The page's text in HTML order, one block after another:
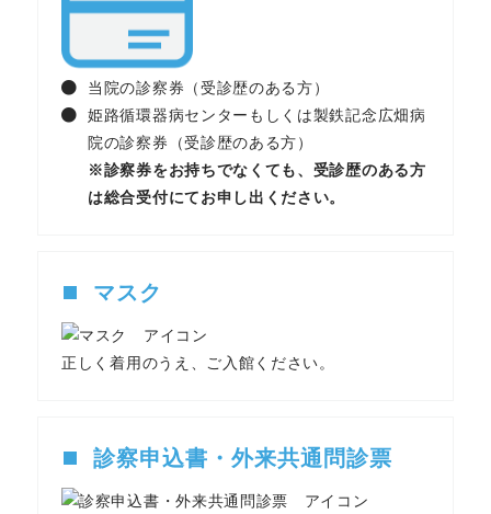
当院の診察券（受診歴のある方）
姫路循環器病センターもしくは製鉄記念広畑病
院の診察券（受診歴のある方）
※診察券をお持ちでなくても、受診歴のある方
は総合受付にてお申し出ください。
マスク
正しく着用のうえ、ご入館ください。
診察申込書・外来共通問診票